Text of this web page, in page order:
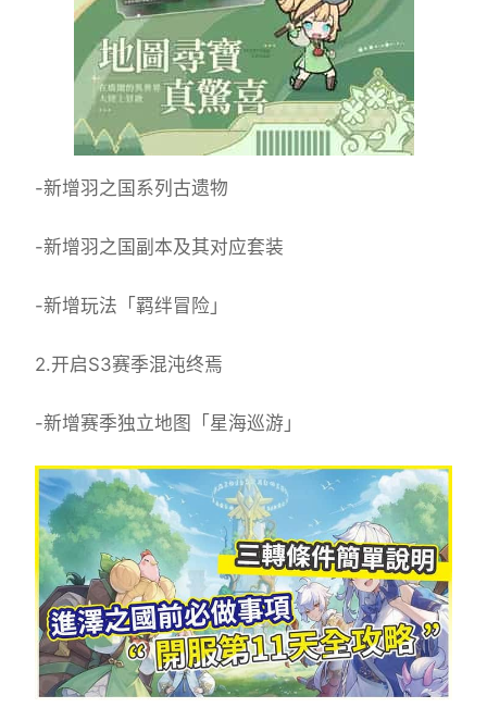
-新增羽之国系列古遗物
-新增羽之国副本及其对应套装
-新增玩法「羁绊冒险」
2.开启S3赛季混沌终焉
-新增赛季独立地图「星海巡游」